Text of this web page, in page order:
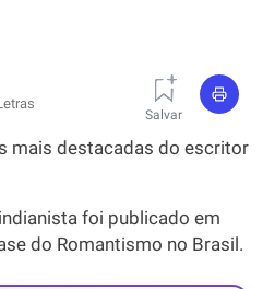
Salvar
mais destacadas do escritor
foi publicado em
do Romantismo no Brasil.